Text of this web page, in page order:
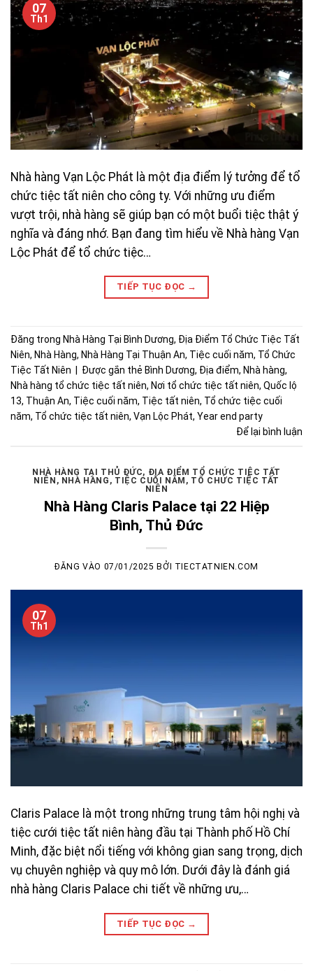
07
Th1
Nhà hàng Vạn Lộc Phát là một địa điểm lý tưởng để tổ
chức tiệc tất niên cho công ty. Với những ưu điểm
vượt trội, nhà hàng sẽ giúp bạn có một buổi tiệc thật ý
nghĩa và đáng nhớ. Bạn đang tìm hiểu về Nhà hàng Vạn
Lộc Phát để tổ chức tiệc…
TIẾP TỤC ĐỌC →
Đăng trong Nhà Hàng Tại Bình Dương, Địa Điểm Tổ Chức Tiệc Tất
Niên, Nhà Hàng, Nhà Hàng Tại Thuận An, Tiệc cuối năm, Tổ Chức
Tiệc Tất Niên
Được gắn thẻ Bình Dương, Địa điểm, Nhà hàng,
Nhà hàng tổ chức tiệc tất niên, Nơi tổ chức tiệc tất niên, Quốc lộ
13, Thuận An, Tiệc cuối năm, Tiệc tất niên, Tổ chức tiệc cuối
năm, Tổ chức tiệc tất niên, Vạn Lộc Phát, Year end party
Để lại bình luận
NHÀ HÀNG TẠI THỦ ĐỨC, ĐỊA ĐIỂM TỔ CHỨC TIỆC TẤT
NIÊN , NHÀ HÀNG , TIỆC CUỐI NĂM , TỔ CHỨC TIỆC TẤT
NIÊN
Nhà Hàng Claris Palace tại 22 Hiệp
Bình, Thủ Đức
ĐĂNG VÀO 07/01/2025 BỞI TIECTATNIEN.COM
07
Th1
Claris Palace là một trong những trung tâm hội nghị và
tiệc cưới tiệc tất niên hàng đầu tại Thành phố Hồ Chí
Minh, đặc biệt nổi tiếng với không gian sang trọng, dịch
vụ chuyên nghiệp và quy mô lớn. Dưới đây là đánh giá
nhà hàng Claris Palace chi tiết về những ưu,…
TIẾP TỤC ĐỌC →